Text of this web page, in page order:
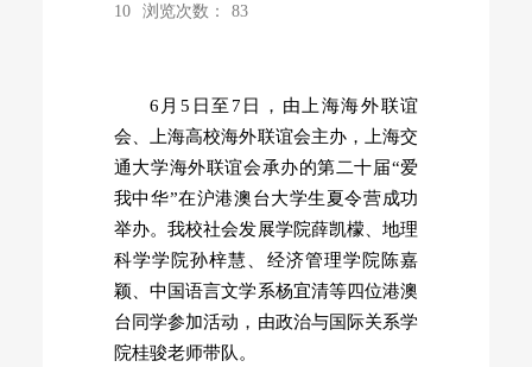
10
浏览次数： 83
6月5日至7日，由上海海外联谊
会、上海高校海外联谊会主办，上海交
通大学海外联谊会承办的第二十届“爱
我中华”在沪港澳台大学生夏令营成功
举办。我校社会发展学院薛凯檬、地理
科学学院孙梓慧、经济管理学院陈嘉
颖、中国语言文学系杨宜清等四位港澳
台同学参加活动，由政治与国际关系学
院桂骏老师带队。